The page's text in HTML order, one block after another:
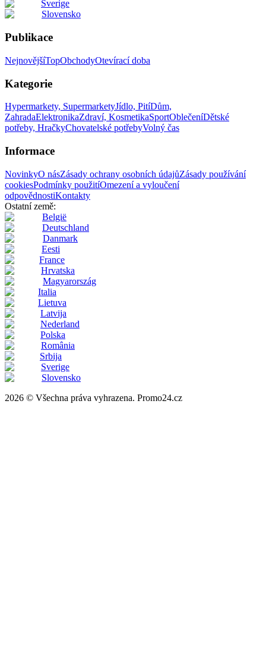
Sverige
Slovensko
Publikace
NejnovějšíTopObchodyOtevírací doba
Kategorie
Hypermarkety, SupermarketyJídlo, PitíDům,
ZahradaElektronikaZdraví, KosmetikaSportOblečeníDětské
potřeby, HračkyChovatelské potřebyVolný čas
Informace
NovinkyO násZásady ochrany osobních údajůZásady používání
cookiesPodmínky použitíOmezení a vyloučení
odpovědnostiKontakty
Ostatní země:
België
Deutschland
Danmark
Eesti
France
Hrvatska
Magyarország
Italia
Lietuva
Latvija
Nederland
Polska
România
Srbija
Sverige
Slovensko
2026 © Všechna práva vyhrazena. Promo24.cz